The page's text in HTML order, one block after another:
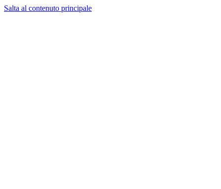
Salta al contenuto principale